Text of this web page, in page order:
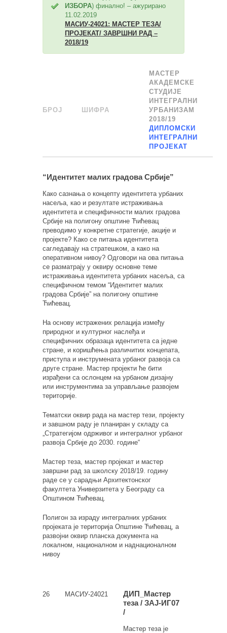
ИЗБОРА) финално! – ажурирано
11.02.2019
МАСИУ-24021: МАСТЕР ТЕЗА/
ПРОЈЕКАТ/ ЗАВРШНИ РАД –
2018/19
БРОЈ ШИФРА
МАСТЕР
АКАДЕМСКЕ
СТУДИЈЕ
ИНТЕГРАЛНИ
УРБАНИЗАМ
2018/19
ДИПЛОМСКИ
ИНТЕГРАЛНИ
ПРОЈЕКАТ
“Идентитет малих градова Србије”
Како сазнања о концепту идентитета урбаних
насеља, као и резултате истраживања
идентитета и специфичности малих градова
Србије на полигону општине Ћићевац
преводимо у конкретне стратегије, акције и
пројекте? Како се питања идентитета
сагледавају на стратешком, а како на
оперативном нивоу? Одговори на ова питања
се разматрају у оквиру основне теме
истраживања идентитета урбаних насеља, са
специфичном темом “Идентитет малих
градова Србије” на полигону општине
Ћићевац.
На основу истражених релација између
природног и културног наслеђа и
специфичних образаца идентитета са једне
стране, и коришћења различитих концепата,
приступа и инструмената урбаног развоја са
друге стране. Мастер пројекти ће бити
израђени са ослонцем на урбаном дизајну
или инструментима за управљање развојем
територије.
Тематски оквир рада на мастер тези, пројекту
и завшном раду је планиран у складу са
„Стратегијом одрживог и интегралног урбаног
развоја Србије до 2030. године“
Мастер теза, мастер пројекат и мастер
завршни рад за школску 2018/19. годину
раде се у сарадњи Архитектонског
факултета Универзитета у Београду са
Општином Ћићевац.
Полигон за израду интегралних урбаних
пројеката је територија Општине Ћићевац, а
развојни оквир планска документа на
локалном, националном и наднационалном
нивоу
26 МАСИУ-24021
ДИП_Мастер
теза / ЗАЈ-ИГ07
/
Мастер теза је